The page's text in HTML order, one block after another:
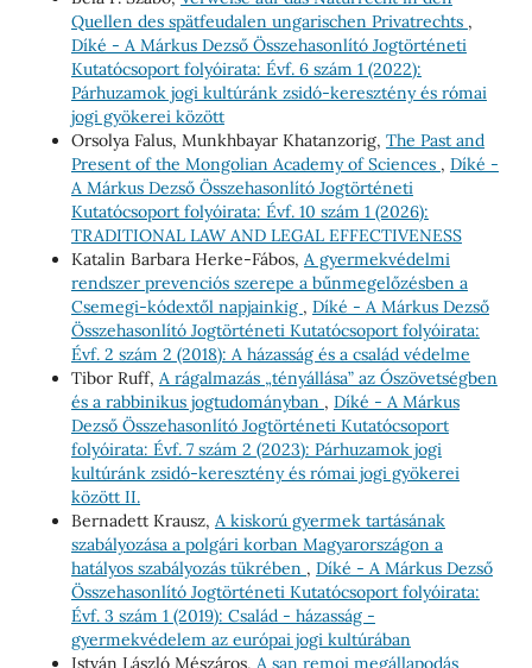
Quellen des spätfeudalen ungarischen Privatrechts ,
Díké - A Márkus Dezső Összehasonlító Jogtörténeti
Kutatócsoport folyóirata: Évf. 6 szám 1 (2022):
Párhuzamok jogi kultúránk zsidó-keresztény és római
jogi gyökerei között
Orsolya Falus, Munkhbayar Khatanzorig, The Past and
Present of the Mongolian Academy of Sciences , Díké -
A Márkus Dezső Összehasonlító Jogtörténeti
Kutatócsoport folyóirata: Évf. 10 szám 1 (2026):
TRADITIONAL LAW AND LEGAL EFFECTIVENESS
Katalin Barbara Herke-Fábos, A gyermekvédelmi
rendszer prevenciós szerepe a bűnmegelőzésben a
Csemegi-kódextől napjainkig , Díké - A Márkus Dezső
Összehasonlító Jogtörténeti Kutatócsoport folyóirata:
Évf. 2 szám 2 (2018): A házasság és a család védelme
Tibor Ruff, A rágalmazás „tényállása” az Ószövetségben
és a rabbinikus jogtudományban , Díké - A Márkus
Dezső Összehasonlító Jogtörténeti Kutatócsoport
folyóirata: Évf. 7 szám 2 (2023): Párhuzamok jogi
kultúránk zsidó-keresztény és római jogi gyökerei
között II.
Bernadett Krausz, A kiskorú gyermek tartásának
szabályozása a polgári korban Magyarországon a
hatályos szabályozás tükrében , Díké - A Márkus Dezső
Összehasonlító Jogtörténeti Kutatócsoport folyóirata:
Évf. 3 szám 1 (2019): Család - házasság -
gyermekvédelem az európai jogi kultúrában
István László Mészáros, A san remoi megállapodás